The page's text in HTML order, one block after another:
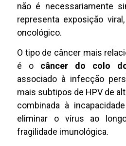
não é necessariamente
representa exposição
oncológico.
O tipo de câncer mais
é o câncer do colo
associado à infecção
mais subtipos de HPV de
combinada à
eliminar o vírus ao
fragilidade imunológica.